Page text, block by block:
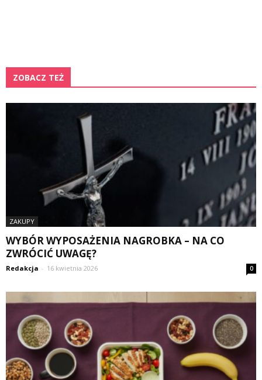
ZOBACZ TEŻ
ZAKUPY
WYBÓR WYPOSAŻENIA NAGROBKA – NA CO
ZWRÓCIĆ UWAGĘ?
Redakcja - 16 kwietnia 2026 0